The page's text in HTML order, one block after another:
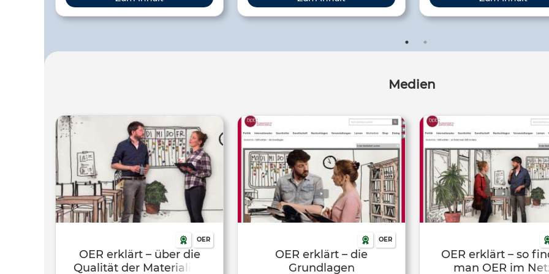
Materialien an, die Lehrende und
Institutionen dabei unterstützen
weiterzuentwickeln, zu
auch s
Medien
OER
OER erklärt – über die
Qualität der Materialien
OER
OER erklärt – die
Grundlagen
OER erklärt – so
man OER im